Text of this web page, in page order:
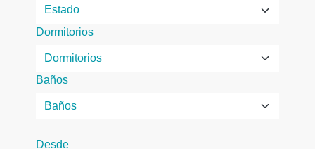
Dormitorios
Baños
Desde